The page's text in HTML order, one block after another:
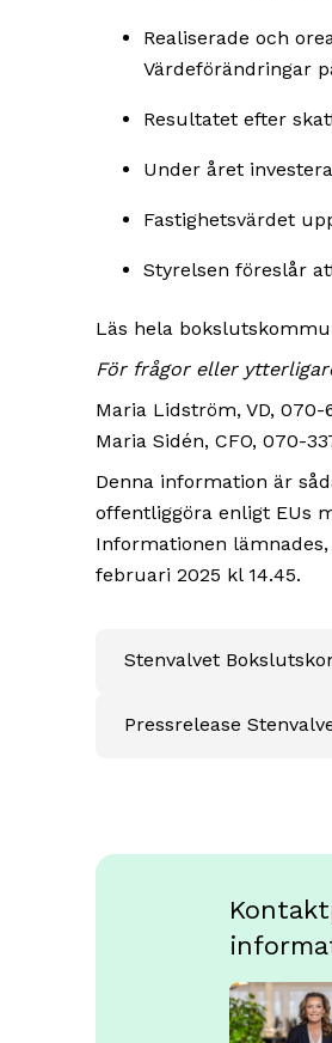
Realiserade och
Värdeförändringar
Resultatet efter
Under året
Fastighetsvärdet
Styrelsen föreslår
Läs hela
För frågor eller
Maria Lidström, VD, 070-
Maria Sidén, CFO, 070-
Denna information är
offentliggöra enligt EUs
Informationen
februari 2025 kl 14.45.
Stenvalvet
Pressrelease